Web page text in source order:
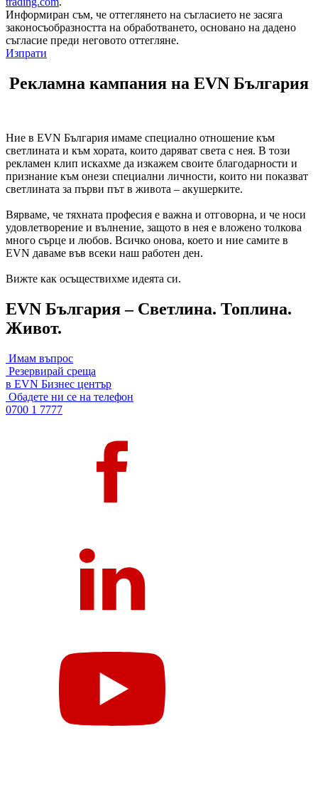
Информиран съм, че оттеглянето на съгласието не засяга
законосъобразността на обработването, основано на дадено
съгласие преди неговото оттегляне.
Изпрати
Рекламна кампания на EVN България
Ние в EVN България имаме специално отношение към
светлината и към хората, които даряват света с нея. В този
рекламен клип искахме да изкажем своите благодарности и
признание към онези специални личности, които ни показват
светлината за първи път в живота – акушерките.
Вярваме, че тяхната професия е важна и отговорна, и че носи
удовлетворение и вълнение, защото в нея е вложено толкова
много сърце и любов. Всичко онова, което и ние самите в
EVN даваме във всеки наш работен ден.
Вижте как осъществихме идеята си.
EVN България – Светлина. Топлина.
Живот.
Имам въпрос
Резервирай среща
в EVN Бизнес център
Обадете ни се на телефон
0700 1 7777